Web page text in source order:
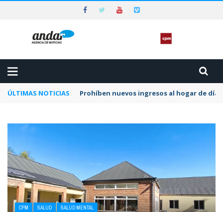
ÚLTIMAS NOTICIAS Piden que el Tribunal Federal 2 de
CPM SALUD SALUD MENTAL